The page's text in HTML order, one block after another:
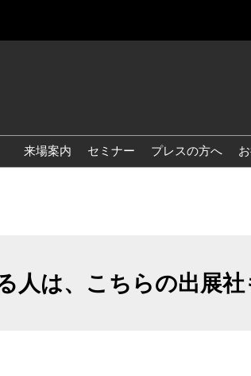
ス＆ビューティグ
来場案内 セミナー プレスの方へ
人は、こちらの出展